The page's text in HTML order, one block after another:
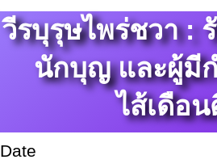
วีรบุรุษไพร่ชวา :
นักบุญ และผู้มี
ไส้เดือ
Date